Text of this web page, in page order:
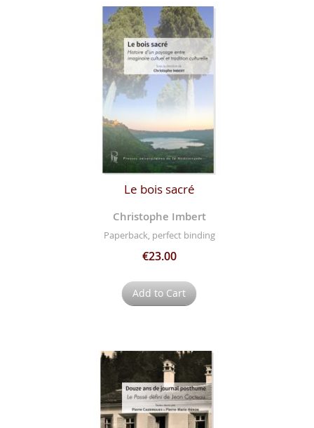
Le bois sacré
Christophe Imbert
Paperback, perfect binding
€23.00
Add to Cart